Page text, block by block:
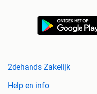
2dehands Zakelijk
Help en info